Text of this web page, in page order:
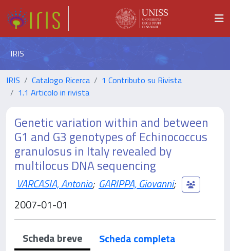
IRIS
IRIS Catalogo Ricerca
1 Contributo su Rivista
1.1 Articolo in rivista
Genetic variation within and between
G1 and G3 genotypes of Echinococcus
granulosus in Italy revealed by
multilocus DNA sequencing
VARCASIA, Antonio; GARIPPA, Giovanni;
2007-01-01
Scheda breve
Scheda completa